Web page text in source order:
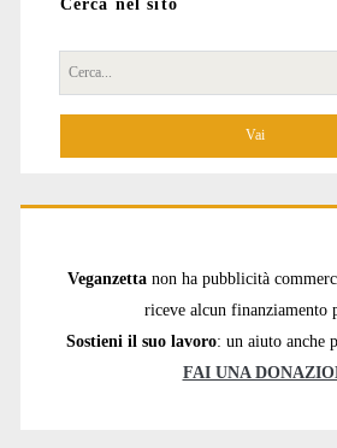
Cerca nel sito
Cerca
per:
Veganzetta non ha pubblicità
riceve alcun finanziamento
Sostieni il suo lavoro: un aiuto anche
FAI UNA